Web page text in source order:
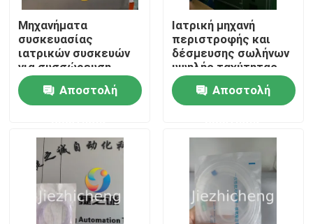
Προϊόντα
Βίντεο
Μηχανήματα
συσκευασίας
ιατρικών συσκευών
για συσσώρευση
καθετήρων με
μπαλόνι HDPE
Αποστολή
Ιατρική μηχανή
περιστροφής και
δέσμευσης σωλήνων
υψηλής ταχύτητας
αυτοματοποιημένος
χειριστής
λειτουργίας
περιστροφής και
δέσμευσης για
σωλήνες συνδετήρων
LJG001
Αποστολή